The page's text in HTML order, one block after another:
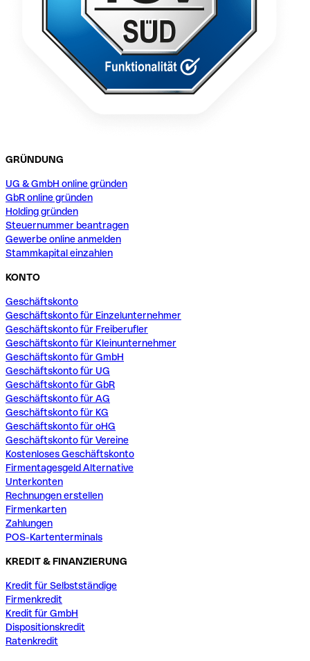
GRÜNDUNG
UG & GmbH online gründen
GbR online gründen
Holding gründen
Steuernummer beantragen
Gewerbe online anmelden
Stammkapital einzahlen
KONTO
Geschäftskonto
Geschäftskonto für Einzelunternehmer
Geschäftskonto für Freiberufler
Geschäftskonto für Kleinunternehmer
Geschäftskonto für GmbH
Geschäftskonto für UG
Geschäftskonto für GbR
Geschäftskonto für AG
Geschäftskonto für KG
Geschäftskonto für oHG
Geschäftskonto für Vereine
Kostenloses Geschäftskonto
Firmentagesgeld Alternative
Unterkonten
Rechnungen erstellen
Firmenkarten
Zahlungen
POS-Kartenterminals
KREDIT & FINANZIERUNG
Kredit für Selbstständige
Firmenkredit
Kredit für GmbH
Dispositionskredit
Ratenkredit